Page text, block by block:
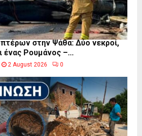
στην Ψάθα: Δύο νεκροί,
ένας Ρουμάνος –...
2 August 2026 0